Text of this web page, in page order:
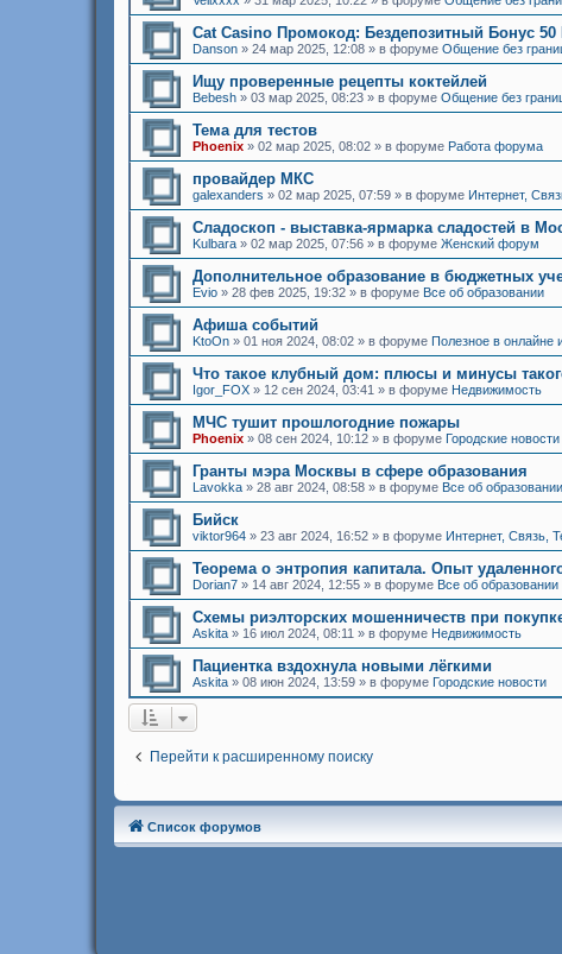
Cat Casino Промокод: Бездепозитный Бонус 50
Danson » 24 мар 2025, 12:08 » в форуме Общение без
Ищу проверенные рецепты коктейлей
Bebesh » 03 мар 2025, 08:23 » в форуме Общение без
Тема для тестов
Phoenix » 02 мар 2025, 08:02 » в форуме Работа форума
провайдер МКС
galexanders » 02 мар 2025, 07:59 » в форуме Интернет,
Сладоскоп - выставка-ярмарка сладостей в
Kulbara » 02 мар 2025, 07:56 » в форуме Женский форум
Дополнительное образование в бюджетных
Evio » 28 фев 2025, 19:32 » в форуме Все об образовании
Афиша событий
KtoOn » 01 ноя 2024, 08:02 » в форуме Полезное в онлайне
Что такое клубный дом: плюсы и минусы
Igor_FOX » 12 сен 2024, 03:41 » в форуме Недвижимость
МЧС тушит прошлогодние пожары
Phoenix » 08 сен 2024, 10:12 » в форуме Городские новости
Гранты мэра Москвы в сфере образования
Lavokka » 28 авг 2024, 08:58 » в форуме Все об образовании
Бийск
viktor964 » 23 авг 2024, 16:52 » в форуме Интернет, Связь,
Теорема о энтропия капитала. Опыт
Dorian7 » 14 авг 2024, 12:55 » в форуме Все об образовании
Схемы риэлторских мошенничеств при
Askita » 16 июл 2024, 08:11 » в форуме Недвижимость
Пациентка вздохнула новыми лёгкими
Askita » 08 июн 2024, 13:59 » в форуме Городские новости
Перейти к расширенному поиску
Список форумов